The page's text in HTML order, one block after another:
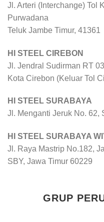
Jl. Arteri (Interchange) Tol
Purwadana
Teluk Jambe Timur, 41361
HI STEEL CIREBON
Jl. Jendral Sudirman RT
Kota Cirebon (Keluar Tol
HI STEEL SURABAYA
Jl. Menganti Jeruk No. 62,
HI STEEL SURABAYA
Jl. Raya Mastrip No.182,
SBY, Jawa Timur 60229
GRUP